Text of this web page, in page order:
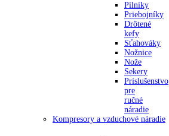
Pilníky
Priebojníky
Drôtené
kefy
Sťahováky
Nožnice
Nože
Sekery
Príslušenstvo
pre
ručné
náradie
Kompresory a vzduchové náradie